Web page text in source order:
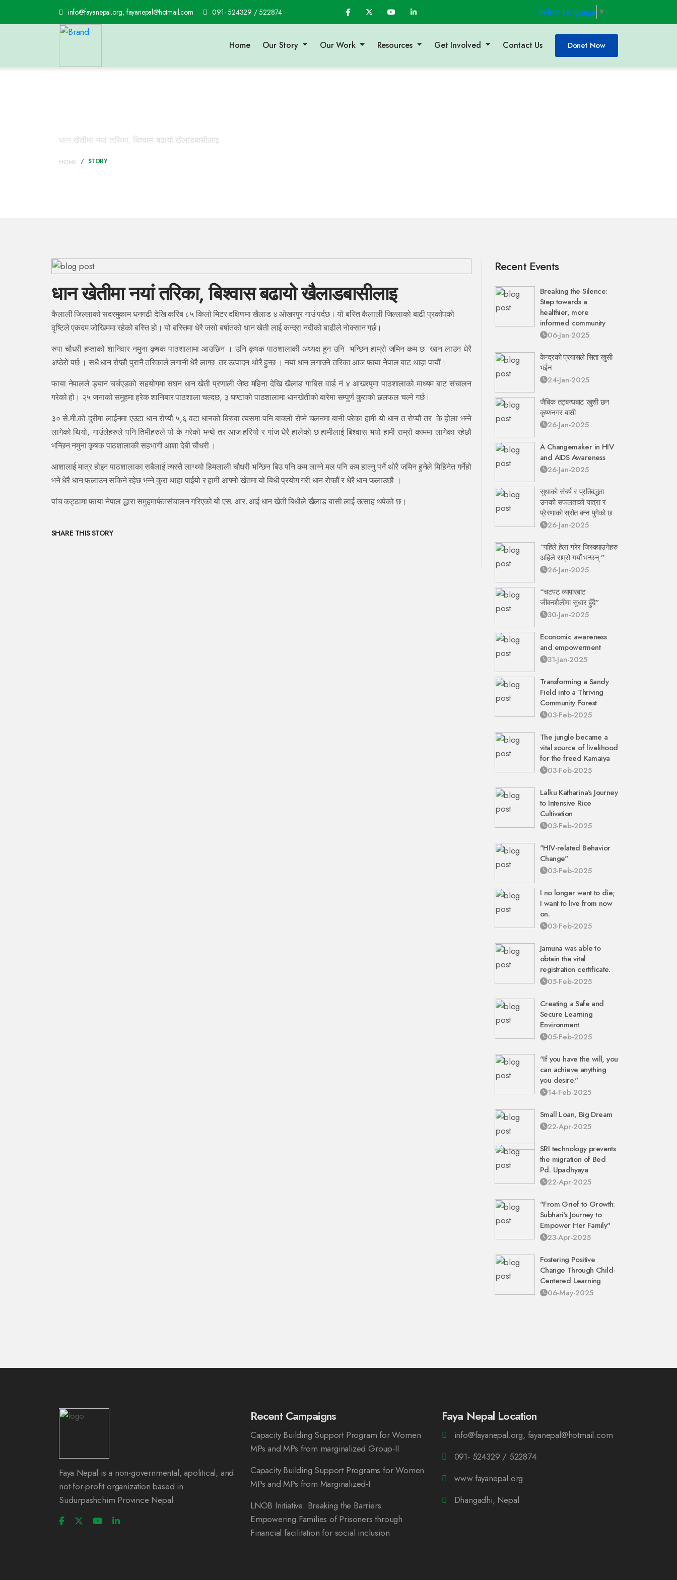
info@fayanepal.org, fayanepal@hotmail.com 091- 524329 / 522874 Select Language ▼
Home Our Story Our Work Resources Get Involved Contact Us Donet Now
धान खेतीमा नयां तरिका, बिश्वास बढायो खैलाडबासीलाइ
HOME STORY
धान खेतीमा नयां तरिका, बिश्वास बढायो खैलाडबासीलाइ
कैलाली जिल्लाको सदरमुकाम धनगढी देखि करिब ८५ किलो मिटर दक्षिणमा खैलाड ४ ओखरपुर गाउं पर्दछ। यो बस्ति कैलाली जिल्लाको बाढी प्रकोपको
दृष्टिले एकदम जोखिममा रहेको बस्ति हो। यो बस्तिमा धेरै जसो बर्षातको धान खेती लाई कन्द्रा नदीको बाढीले नोक्सान गर्छ।
रुपा चौधरी हप्ताको शानिवार नमुना कृषक पाठशालामा आउछिन । उनि कृषक पाठशालाकी अध्यक्ष हुन उनि भन्छिन हाम्रो जमिन कम छ खान लाउन धेरै
अप्ठेरो पर्छ । सधै धान रोप्छौ पुरानै तरिकाले लगानी धेरै लाग्छ तर उत्पादन थोरै हुन्छ । नयां धान लगाउने तरिका आज फाया नेपाल बाट थाहा पायौं।
फाया नेपालले ड्यान चर्चएडको सहयोगमा सघन धान खेती प्रणाली जेष्ठ महिना देखि खैलाड गाबिस वार्ड नं ४ आखरपुमा पाठशालाको माध्यम बाट संचालन
गरेको हो। २५ जनाको समुहमा हरेक शानिबार पाठशाला चल्दछ, ३ घण्टाको पाठशालामा धानखेतीको बारेमा सम्पुर्ण कुराको छलफल चल्ने गर्छ।
३० से.मी.को दुरीमा लाईनमा एउटा धान रोप्यौं ५,६ वटा धानको बिरुवा त्यसमा पनि बाक्लो रोप्ने चलनमा बानी परेका हामी यो धान त रोप्यौ तर के होला भन्ने
लागेको थियो, गाउंलेहरुले पनि तिमीहरुले यो के गरेको भन्थे तर आज हरियो र गांज धेरै हालेको छ हामीलाई बिश्वास भयो हामी राम्रो काममा लागेका रहेछौ
भन्छिन नमुना कृषक पाठशालाकी सहभागी आशा देबी चौधरी ।
आशालाई मात्र होइन पाठशालाका सबैलाई त्यस्तै लाग्थ्यो हिमलाली चौधरी भन्छिन बिउ पनि कम लाग्ने मल पनि कम हाल्नु पर्ने थोरै जमिन हुनेले मिहिनेत गर्नेहो
भने धेरै धान फलाउन सकिने रहेछ भन्ने कुरा थाहा पाईयो र हामी आफ्नो खेतमा यो बिधी प्रयोग गरी धान रोप्छौं र धेरै धान फलाउछौ ।
पांच कट्ठामा फाया नेपाल द्धारा समुहमार्फतसंचालन गरिएको यो एस. आर. आई धान खेती बिधीले खैलाड बासी लाई उत्साह थपेको छ।
SHARE THIS STORY
Recent Events
Breaking the Silence:
Step towards a
healthier, more
informed community
06-Jan-2025
केन्द्रको प्रयासले सिता खुसी
भईन
24-Jan-2025
जैबिक तट्बन्धबाट खुशी छन
कृष्णनगर बासी
26-Jan-2025
A Changemaker in HIV
and AIDS Awareness
26-Jan-2025
सुधाको संघर्ष र प्रतिबद्धता
उनको सफलताको यात्रा र
प्रेरणाको स्रोत बन्न पुगेको छ
26-Jan-2025
“पहिले हेला गरेर जिस्क्याउनेहरु
अहिले राम्रो गयौं भन्छन् ”
26-Jan-2025
“चटपट व्यापारबाट
जीवनशैलीमा सुधार हुँदै”
30-Jan-2025
Economic awareness
and empowerment
31-Jan-2025
Transforming a Sandy
Field into a Thriving
Community Forest
03-Feb-2025
The jungle became a
vital source of livelihood
for the freed Kamaiya
03-Feb-2025
Lalku Katharina’s Journey
to Intensive Rice
Cultivation
03-Feb-2025
"HIV-related Behavior
Change"
03-Feb-2025
I no longer want to die;
I want to live from now
on.
03-Feb-2025
Jamuna was able to
obtain the vital
registration certificate.
05-Feb-2025
Creating a Safe and
Secure Learning
Environment
05-Feb-2025
"If you have the will, you
can achieve anything
you desire."
14-Feb-2025
Small Loan, Big Dream
22-Apr-2025
SRI technology prevents
the migration of Bed
Pd. Upadhyaya
22-Apr-2025
"From Grief to Growth:
Subhari’s Journey to
Empower Her Family"
23-Apr-2025
Fostering Positive
Change Through Child-
Centered Learning
06-May-2025
Faya Nepal is a non-governmental, apolitical, and
not-for-profit organization based in
Sudurpashchim Province Nepal
Recent Campaigns
Capacity Building Support Program for Women
MPs and MPs from marginalized Group-II
Capacity Building Support Programs for Women
MPs and MPs from Marginalized-I
LNOB Initiative: Breaking the Barriers:
Empowering Families of Prisoners through
Financial facilitation for social inclusion
Faya Nepal Location
info@fayanepal.org, fayanepal@hotmail.com
091- 524329 / 522874
www.fayanepal.org
Dhangadhi, Nepal